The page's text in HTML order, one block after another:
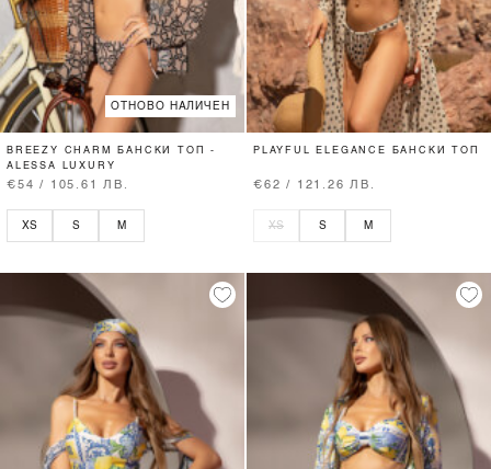
ОТНОВО НАЛИЧЕН
BREEZY CHARM БАНСКИ ТОП -
ALESSA LUXURY
€54 / 105.61 ЛВ.
XS S M
PLAYFUL ELEGANCE БАНСКИ ТОП
€62 / 121.26 ЛВ.
XS S M